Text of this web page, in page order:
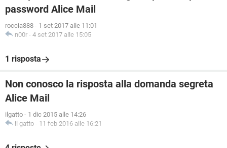
password Alice Mail
roccia888 - 1 set 2017 alle 11:01
n00r - 4 set 2017 alle 15:05
1 risposta
Non conosco la risposta alla domanda segreta
Alice Mail
ilgatto - 1 dic 2015 alle 14:26
il gatto - 11 feb 2016 alle 16:21